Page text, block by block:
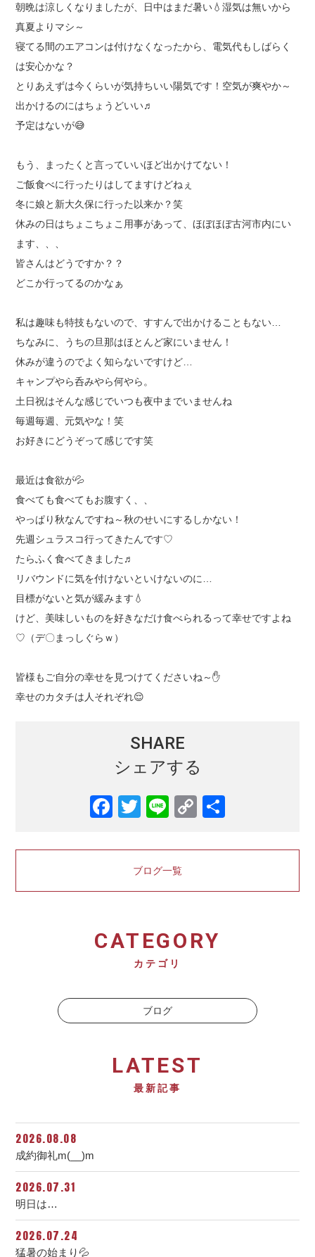
朝晩は涼しくなりましたが、日中はまだ暑い💧湿気は無いから
真夏よりマシ～
寝てる間のエアコンは付けなくなったから、電気代もしばらく
は安心かな？
とりあえずは今くらいが気持ちいい陽気です！空気が爽やか～
出かけるのにはちょうどいい♬
予定はないが😅
もう、まったくと言っていいほど出かけてない！
ご飯食べに行ったりはしてますけどねぇ
冬に娘と新大久保に行った以来か？笑
休みの日はちょこちょこ用事があって、ほぼほぼ古河市内にい
ます、、、
皆さんはどうですか？？
どこか行ってるのかなぁ
私は趣味も特技もないので、すすんで出かけることもない…
ちなみに、うちの旦那はほとんど家にいません！
休みが違うのでよく知らないですけど…
キャンプやら呑みやら何やら。
土日祝はそんな感じでいつも夜中までいませんね
毎週毎週、元気やな！笑
お好きにどうぞって感じです笑
最近は食欲が💦
食べても食べてもお腹すく、、
やっぱり秋なんですね～秋のせいにするしかない！
先週シュラスコ行ってきたんです♡
たらふく食べてきました♬
リバウンドに気を付けないといけないのに…
目標がないと気が緩みます💧
けど、美味しいものを好きなだけ食べられるって幸せですよね
♡（デ〇まっしぐらｗ）
皆様もご自分の幸せを見つけてくださいね～✋
幸せのカタチは人それぞれ😌
SHARE
シェアする
ブログ一覧
CATEGORY
カテゴリ
ブログ
LATEST
最新記事
2026.08.08
成約御礼m(__)m
2026.07.31
明日は…
2026.07.24
猛暑の始まり💦